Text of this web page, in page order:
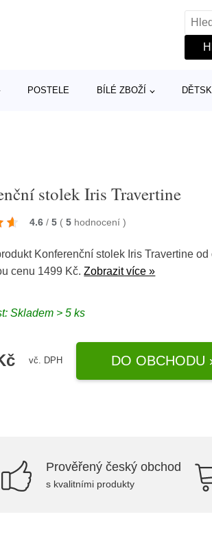
POSTELE BÍLÉ ZBOŽÍ
stolek Iris Travertine
4.6 / 5 ( 5 hodnocení)
Konferenční stolek Iris Travertine
cenu 1499 Kč.Zobrazit více »
Skladem > 5 ks
vč. DPH DO OBCHODU
Prověřený český obchod
s kvalitními produkty